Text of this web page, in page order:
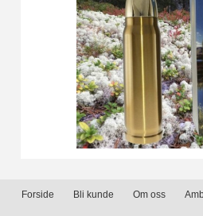
Forside Bli kunde Om oss